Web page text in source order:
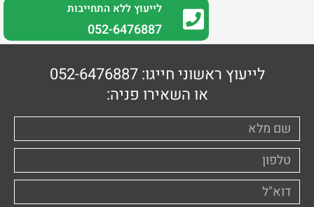
לייעוץ ללא התחייבות
052-6476887
לייעוץ ראשוני חייגו: 052-6476887
או השאירו פניה: